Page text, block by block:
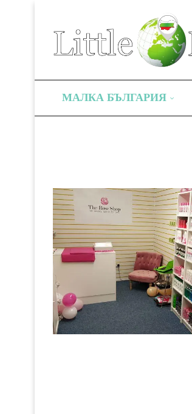
МАЛКА БЪЛГАРИЯ